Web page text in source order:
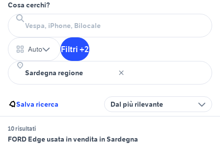
Cosa cerchi?
Auto Filtri +2
Salva ricerca Dal più rilevante
10 risultati
FORD Edge usata in vendita in Sardegna